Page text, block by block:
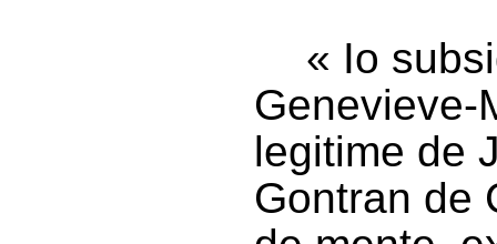
« Io
Genevieve-
legitime de
Gontran de